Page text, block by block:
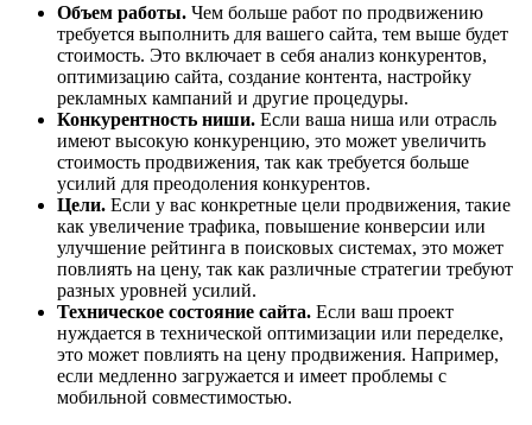
Объем работы. Чем больше работ по продвижению
требуется выполнить для вашего сайта, тем выше будет
стоимость. Это включает в себя анализ конкурентов,
оптимизацию сайта, создание контента, настройку
рекламных кампаний и другие процедуры.
Конкурентность ниши. Если ваша ниша или отрасль
имеют высокую конкуренцию, это может увеличить
стоимость продвижения, так как требуется больше
усилий для преодоления конкурентов.
Цели. Если у вас конкретные цели продвижения, такие
как увеличение трафика, повышение конверсии или
улучшение рейтинга в поисковых системах, это может
повлиять на цену, так как различные стратегии требуют
разных уровней усилий.
Техническое состояние сайта. Если ваш проект
нуждается в технической оптимизации или переделке,
это может повлиять на цену продвижения. Например,
если медленно загружается и имеет проблемы с
мобильной совместимостью.